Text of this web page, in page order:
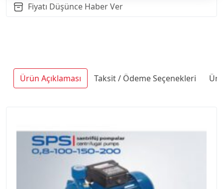
Fiyatı Düşünce Haber Ver
Ürün Açıklaması Taksit / Ödeme Seçenekleri